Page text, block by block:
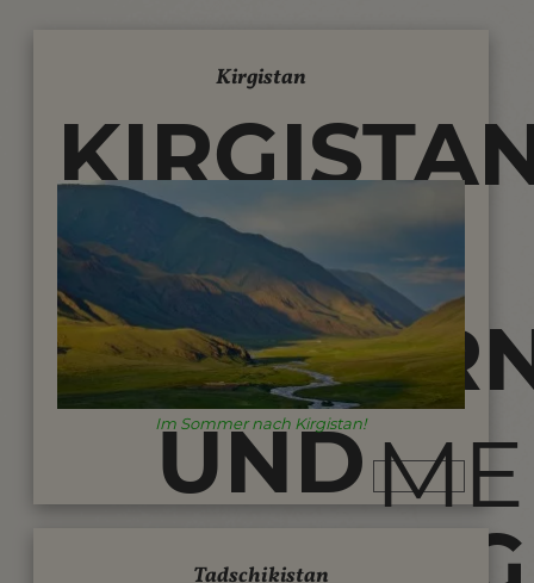
Kirgistan
REISEN -
UND
Im Sommer nach Kirgistan!
Tadschikistan